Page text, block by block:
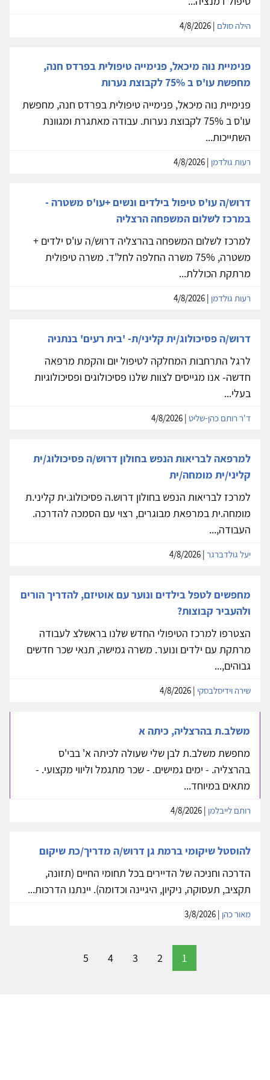
הילה סולם
פנימיית נוה מיכאל, פנימייה טיפולית בפרדס חנה,
מחפשת עו'ס ב 75% לקבוצת נערות
פנימיית נוה מיכאל, פנימייה טיפולית בפרדס חנה, מחפשת
עו'ס ב 75% לקבוצת נערות. עבודה מאתגרת ומגוונת
השתייכות...
רעות גולדמן
דרוש/ה עו'ס טיפול בילדים ונשים +עו'ס משטרה -
במרכז לשלום המשפחה הרצליה
למרכז לשלום המשפחה בהרצליה דרוש/ה עו'ס ילדים +
משטרה, 75% משרה החלפה לחל'ד. משרה טיפולית
מרתקת הכוללת...
רעות גולדמן
דרוש/ה פסיכולוג/ית קליני/ת- 'בית רעים' בנתניה
לרגל התרחבות המחלקה לטיפול יום והקמת מרפאה
חדשה- אנו מגייסים לצוות שלנו פסיכולוגים ופסיכולוגיות
בעלי...
ד'ר רותם כהן-שליט
למרפאה לבריאות הנפש בחולון דרוש/ה פסיכולוג/ית
קליני/ית מומחה/ית
למרכז לבריאות הנפש בחולון דרוש.ה פסיכולוג.ית קליני.ת
מומחה.ית במרפאת מבוגרים, רצוי עם הסמכה להדרכה.
העבודה,...
יעל גולדברגר
מחפשים לטפל בילדים ונוער עם אוטיזם, להדריך הורים
ולהעביר קבוצות?
הצטרפו למרכז הטיפולי החדש שלנו בראשלצ לעבודה
מרתקת עם ילדים ונוער. משרה גמישה, תנאי שכר חדשים
גבוהים,...
שירה וידיסלבסקי
משלב.ת בהרצליה, כיתה א
מחפשת משלב.ת לבן שלי שעולה לכיתה א' בבי'ס
בהרצליה. - ימים גמישים. - שכר מתגמל וליווי מקצועי. -
מתאים במיוחד...
רותם לייבלמן
להוסטל שיקומי ברמת גן דרוש/ה מדריך/כת שיקום
הדרכה וחניכה של הדיירים בכל תחומי החיים (תזונה,
תקציב, תעסוקה, ניקיון, היגיינה וכדומה). יינתנו הדרכות...
מאור כהן
1
2
3
4
5